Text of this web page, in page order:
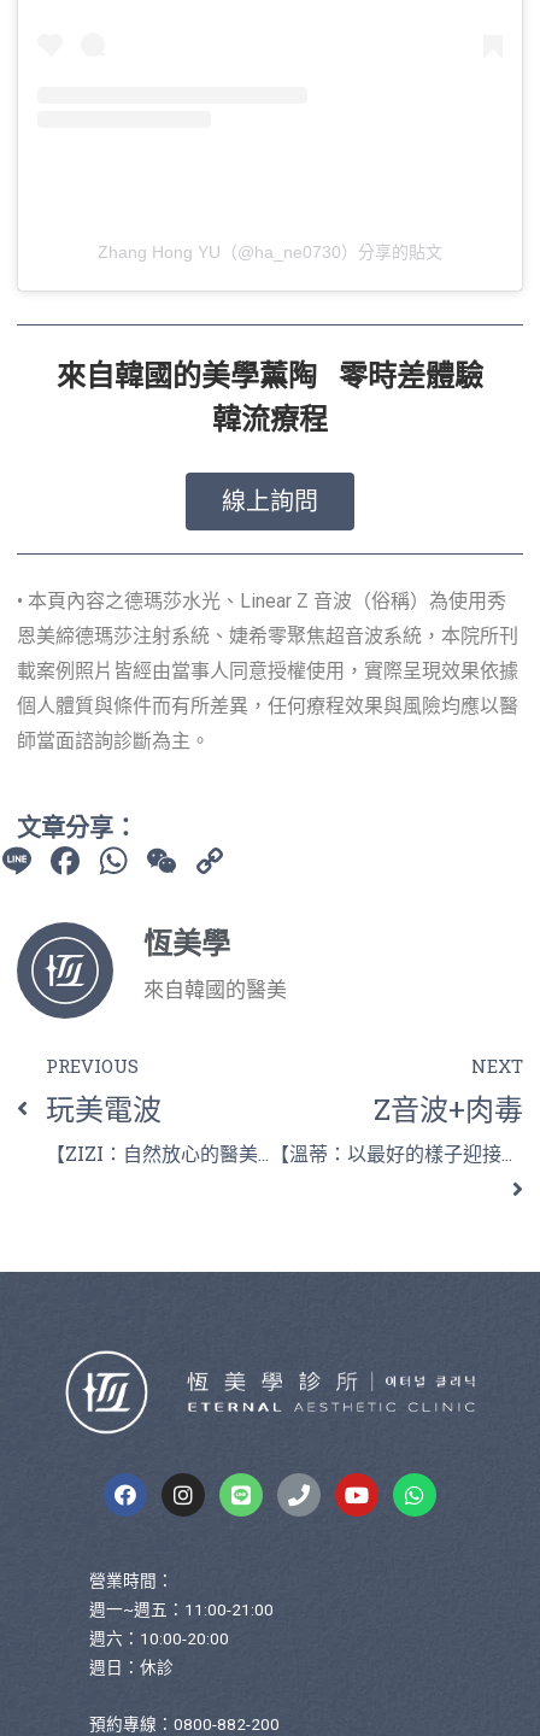
Zhang Hong YU（@ha_ne0730）分享的貼文
來自韓國的美學薰陶 零時差體驗
韓流療程
線上詢問
• 本頁內容之德瑪莎水光、Linear Z 音波（俗稱）為使用秀
恩美締德瑪莎注射系統、婕希零聚焦超音波系統，本院所刊
載案例照片皆經由當事人同意授權使用，實際呈現效果依據
個人體質與條件而有所差異，任何療程效果與風險均應以醫
師當面諮詢診斷為主。
文章分享：
LineFacebook
WhatsApp
WeChat
恆美學
來自韓國的醫美
PREVIOUS
玩美電波
【ZIZI：自然放心的醫美保養】
NEXT
Z音波+肉毒
【溫蒂：以最好的樣子迎接山與人】
營業時間：
週一~週五：11:00-21:00
週六：10:00-20:00
週日：休診
預約專線：0800-882-200